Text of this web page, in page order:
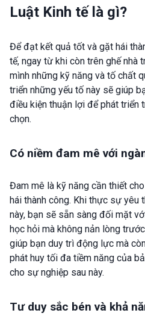
Luật Kinh tế là gì?
Để đạt kết quả tốt và gặt hái
tế, ngay từ khi còn trên ghế nhà
mình những kỹ năng và tố chất
triển những yếu tố này sẽ giúp
điều kiện thuận lợi để phát triển
chọn.
Có niềm đam mê với
Đam mê là kỹ năng cần thiết
hái thành công. Khi thực sự yêu
này, bạn sẽ sẵn sàng đối mặt
học hỏi mà không nản lòng
giúp bạn duy trì động lực mà
phát huy tối đa tiềm năng của
cho sự nghiệp sau này.
Tư duy sắc bén và khả